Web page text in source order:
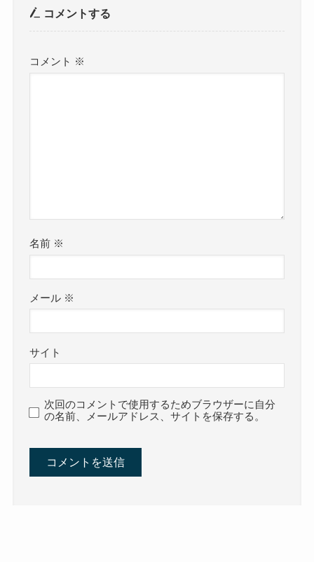
コメントする
コメント ※
名前 ※
メール ※
サイト
次回のコメントで使用するためブラウザーに自分
の名前、メールアドレス、サイトを保存する。